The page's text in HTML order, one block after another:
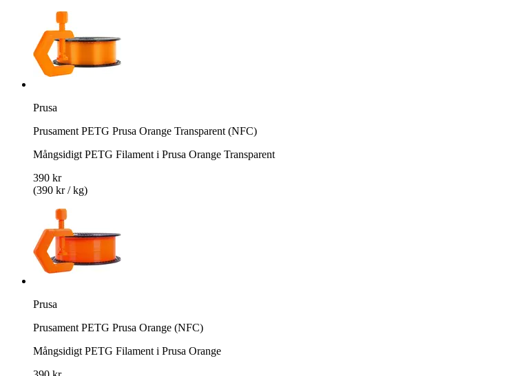
Prusa
Prusament PETG Prusa Orange Transparent (NFC)
Mångsidigt PETG Filament i Prusa Orange Transparent
390 kr
(390 kr / kg)
Prusa
Prusament PETG Prusa Orange (NFC)
Mångsidigt PETG Filament i Prusa Orange